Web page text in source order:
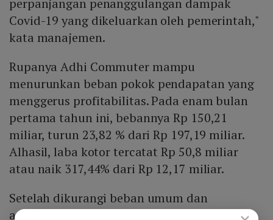
perpanjangan penanggulangan dampak
Covid-19 yang dikeluarkan oleh pemerintah,"
kata manajemen.
Rupanya Adhi Commuter mampu
menurunkan beban pokok pendapatan yang
menggerus profitabilitas. Pada enam bulan
pertama tahun ini, bebannya Rp 150,21
miliar, turun 23,82 % dari Rp 197,19 miliar.
Alhasil, laba kotor tercatat Rp 50,8 miliar
atau naik 317,44% dari Rp 12,17 miliar.
Setelah dikurangi beban umum dan
administrasi dan beban pajak final, lalu